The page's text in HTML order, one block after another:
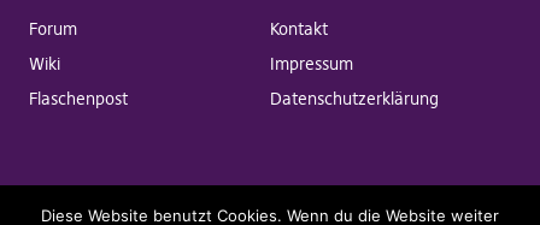
Forum
Wiki
Flaschenpost
Kontakt
Impressum
Datenschutzerklärung
Copyright © 2026 Piratenpartei Ansbach-Weißenburg-Gunzenhausen
Diese Website benutzt Cookies. Wenn du die Website weiter